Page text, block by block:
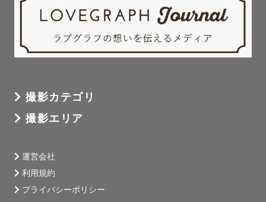
ಇ 歌が大好き！大学まで声楽専攻♫
ಇ 映画・ゲーム・仮面ライダーが大好き👾
撮影カテゴリ
撮影エリア
運営会社
利用規約
プライバシーポリシー